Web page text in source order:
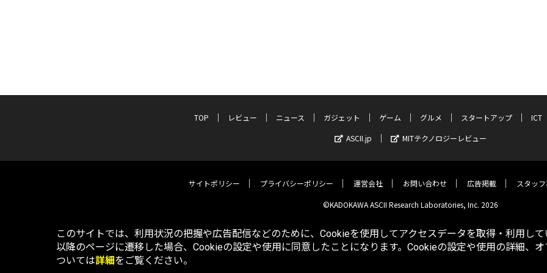
TOP レビュー ニュース ガジェット ゲーム グルメ スタートアップ
ICT
ASCII.jp
MITテクノロジーレビュー
サイトポリシー プライバシーポリシー 運営会社 お問い合わせ 広告掲載 スタッ
©KADOKAWA ASCII Research Laboratories, Inc. 2026
このサイトでは、利用状況の把握や広告配信などのために、Cookieを使用してアクセスデータを取得・利用して
以降のページに遷移した場合、Cookieの設定や使用に同意したことになります。Cookieの設定や使用の詳細、
ついては詳細をご覧ください。